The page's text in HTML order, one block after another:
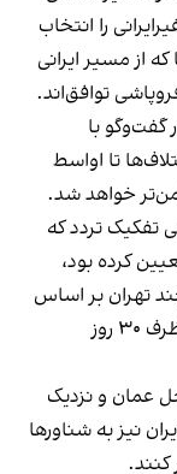
را انتخاب
از مسیر ایرانی
توافق‌اند.
گفت‌و‌گو با
تا اواسط
خواهد شد.
تفکیک تردد که
بین‌المللی دریانوردی در سال ۱۹۶۸ تعیین کرده بود،
تهران بر اساس
ظرف ۳۰ روز
عمان و نزدیک
نیز به شناورها
کنند.